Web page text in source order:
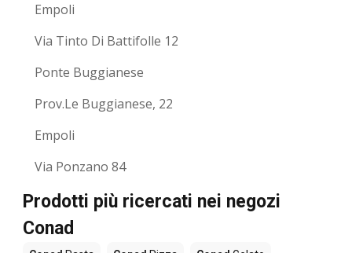
Empoli
Via Tinto Di Battifolle 12
Ponte Buggianese
Prov.Le Buggianese, 22
Empoli
Via Ponzano 84
Prodotti più ricercati nei negozi
Conad